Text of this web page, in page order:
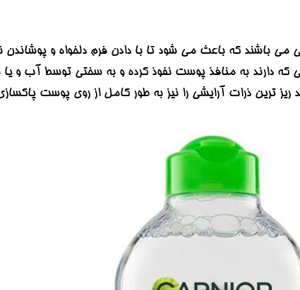
می باشند که باعث می شود تا با دادن فرم دلخواه و پوشاندن
که دارند به منافذ پوست نفوذ کرده و به سختی توسط آب
ریز ترین ذرات آرایشی را نیز به طور کامل از روی پوست